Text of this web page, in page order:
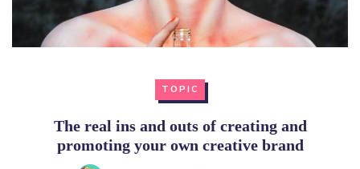
TOPIC
The real ins and outs of creating and
promoting your own creative brand